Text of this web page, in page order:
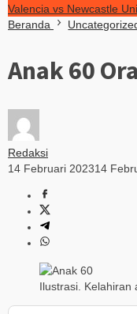
Valencia vs Newcastle
Beranda
Anak 60
Redaksi
14 Februari 202314
Ilustrasi. Kelahiran